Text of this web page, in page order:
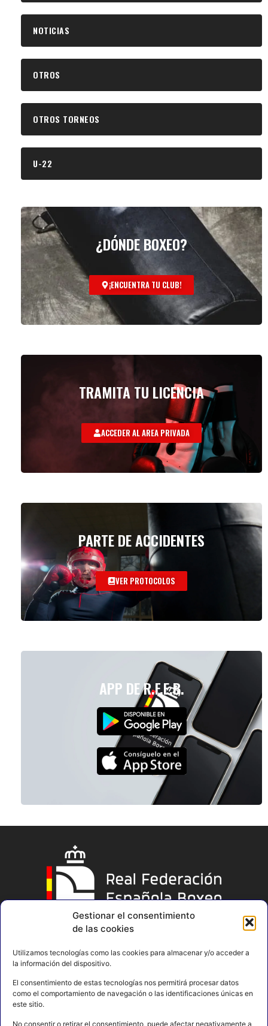
Gestionar el consentimiento
de las cookies
Utilizamos tecnologías como las cookies para almacenar y/o acceder a
la información del dispositivo.
El consentimiento de estas tecnologías nos permitirá procesar datos
como el comportamiento de navegación o las identificaciones únicas en
este sitio.
No consentir o retirar el consentimiento, puede afectar negativamente a
NOTICIAS
OTROS
OTROS TORNEOS
U-22
¿DÓNDE BOXEO?
¡ENCUENTRA TU CLUB!
TRAMITA TU LICENCIA
ACCEDER AL AREA PRIVADA
PARTE DE ACCIDENTES
VER PROTOCOLOS
APP DE R.F.E.B.